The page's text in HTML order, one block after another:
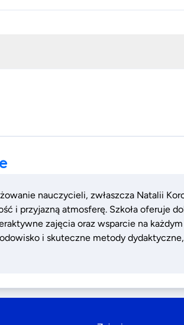
nauczycieli, zwłaszcza Natalii
i przyjazną atmosferę. Szkoła oferuje
zajęcia oraz wsparcie na
i skuteczne metody